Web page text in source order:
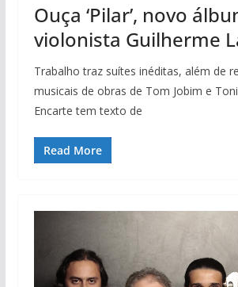
Ouça ‘Pilar’, novo
violonista Guilherme
Trabalho traz suítes inéditas, além de
musicais de obras de Tom Jobim e
Encarte tem texto de
Read More